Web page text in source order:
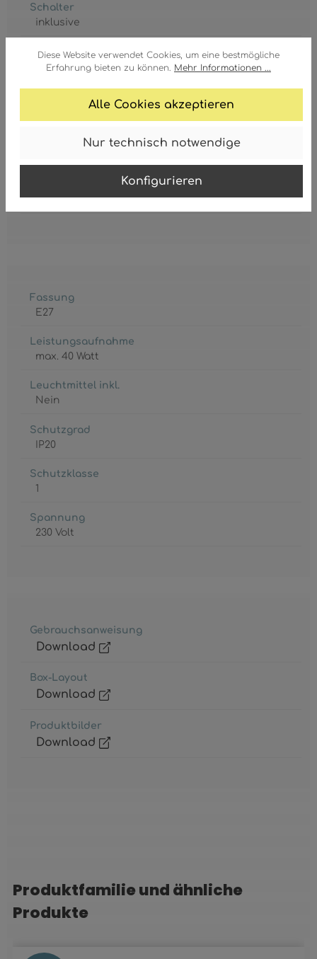
Diese Website verwendet Cookies, um eine bestmögliche
Erfahrung bieten zu können. Mehr Informationen ...
Alle Cookies akzeptieren
Nur technisch notwendige
Konfigurieren
Schalter
inklusive
Schirm
Glas, opal
Wandschild Ø
9007371586561
Fassung
E27
Leistungsaufnahme
max. 40 Watt
Leuchtmittel inkl.
Nein
Schutzgrad
IP20
Schutzklasse
1
Spannung
230 Volt
Gebrauchsanweisung
Download
Box-Layout
Download
Produktbilder
Download
Produktgalerie überspringen
Produktfamilie und ähnliche
Produkte